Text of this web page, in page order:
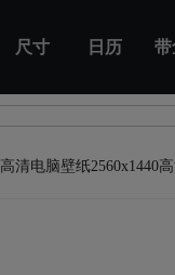
尺寸 日历 带
清电脑壁纸2560x1440